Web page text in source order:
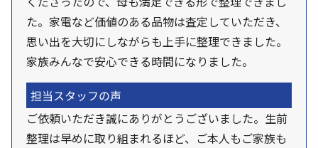
た。家電など価値のある品物は査定していただき、
思い出を大切にしながらも上手に整理できました。
家族みんなで安心できる時間になりました。
担当スタッフの声
ご依頼いただき誠にありがとうございました。生前
整理は早めに取り組まれるほど、ご本人もご家族も